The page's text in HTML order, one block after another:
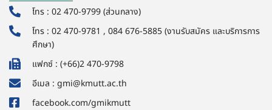
โทร : 02 470-9799 (ส่วนกลาง)
โทร : 02 470-9781 , 084 676-5885 (งานรับสมัคร และบริการการ
ศึกษา)
แฟกซ์ : (+66)2 470-9798
อีเมล : gmi@kmutt.ac.th
facebook.com/gmikmutt